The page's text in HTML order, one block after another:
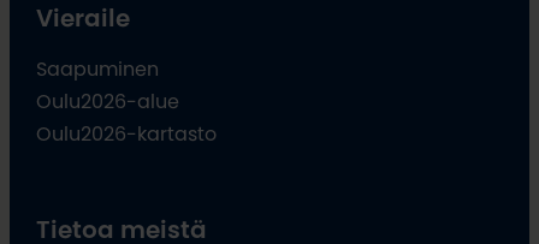
Vieraile
Saapuminen
Oulu2026-alue
Oulu2026-kartasto
Tietoa meistä